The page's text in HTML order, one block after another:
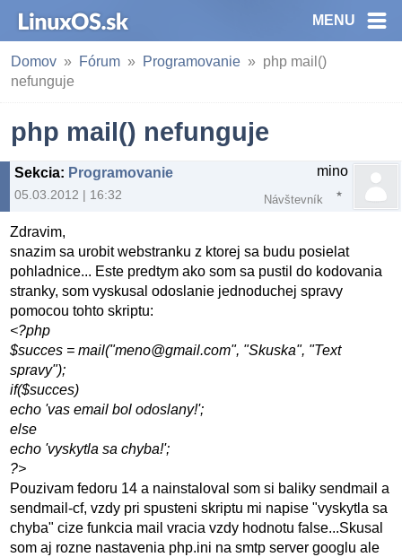
MENU
Domov Fórum Programovanie
php mail()
nefunguje
php mail() nefunguje
Sekcia: Programovanie
05.03.2012 | 16:32
mino
Návštevník
Zdravim,
snazim sa urobit webstranku z ktorej sa budu posielat
pohladnice... Este predtym ako som sa pustil do kodovania
stranky, som vyskusal odoslanie jednoduchej spravy
pomocou tohto skriptu:
<?php
$succes = mail("meno@gmail.com", "Skuska", "Text
spravy");
if($succes)
echo 'vas email bol odoslany!';
else
echo 'vyskytla sa chyba!';
?>
Pouzivam fedoru 14 a nainstaloval som si baliky sendmail a
sendmail-cf, vzdy pri spusteni skriptu mi napise "vyskytla sa
chyba" cize funkcia mail vracia vzdy hodnotu false...Skusal
som aj rozne nastavenia php.ini na smtp server googlu ale